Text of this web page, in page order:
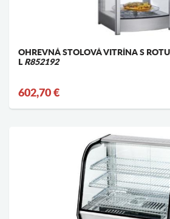
OHREVNÁ STOLOVÁ VITRÍNA S
L R852192
602,70 €